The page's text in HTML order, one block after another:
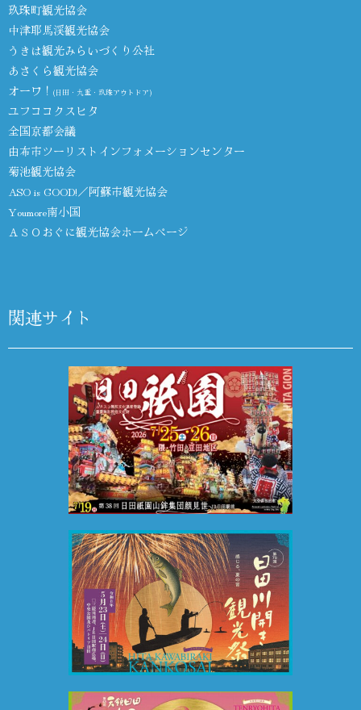
玖珠町観光協会
中津耶馬渓観光協会
うきは観光みらいづくり公社
あさくら観光協会
オーワ！ (日田・九重・玖珠アウトドア)
ユフココクスヒタ
全国京都会議
由布市ツーリストインフォメーションセンター
菊池観光協会
ASO is GOOD!／阿蘇市観光協会
Youmore南小国
ＡＳＯおぐに観光協会ホームページ
関連サイト